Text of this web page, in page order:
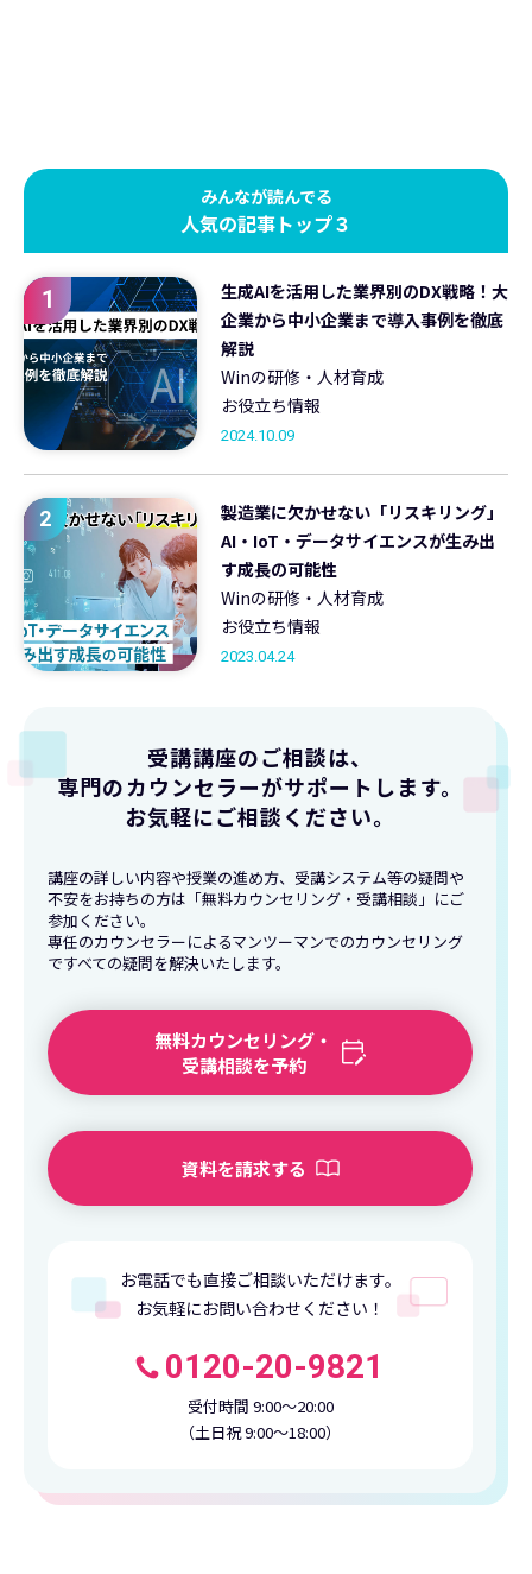
みんなが読んでる
人気の記事トップ３
1
生成AIを活用した業界別のDX戦略！大
企業から中小企業まで導入事例を徹底
解説
Winの研修・人材育成
お役立ち情報
2024.10.09
2
製造業に欠かせない「リスキリング」
AI・IoT・データサイエンスが生み出
す成長の可能性
Winの研修・人材育成
お役立ち情報
2023.04.24
受講講座のご相談は、
専門のカウンセラーがサポートします。
お気軽にご相談ください。
講座の詳しい内容や授業の進め方、受講システム等の疑問や
不安をお持ちの方は「無料カウンセリング・受講相談」にご
参加ください。
専任のカウンセラーによるマンツーマンでのカウンセリング
ですべての疑問を解決いたします。
無料カウンセリング・
受講相談を予約
資料を請求する
お電話でも直接ご相談いただけます。
お気軽にお問い合わせください！
0120-20-9821
受付時間 9:00〜20:00
（土日祝 9:00〜18:00）